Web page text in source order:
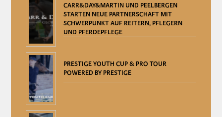
CARR&DAY&MARTIN UND PEELBERGEN
STARTEN NEUE PARTNERSCHAFT MIT
SCHWERPUNKT AUF REITERN, PFLEGERN
UND PFERDEPFLEGE
PRESTIGE YOUTH CUP & PRO TOUR
POWERED BY PRESTIGE